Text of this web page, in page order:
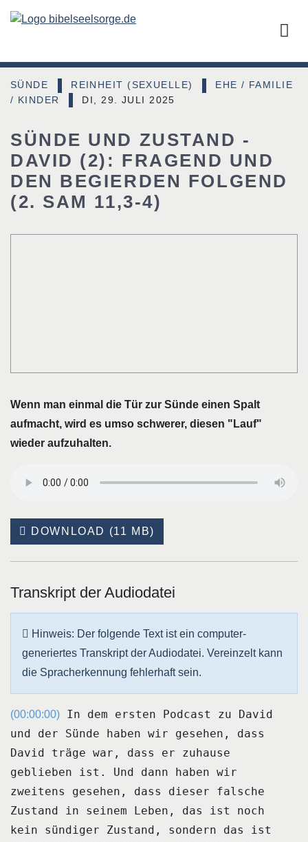
SÜNDE REINHEIT (SEXUELLE)
EHE / FAMILIE
/ KINDER
DI, 29. JULI 2025
SÜNDE UND ZUSTAND -
DAVID (2): FRAGEND UND
DEN BEGIERDEN FOLGEND
(2. SAM 11,3-4)
Wenn man einmal die Tür zur Sünde einen Spalt
aufmacht, wird es umso schwerer, diesen "Lauf"
wieder aufzuhalten.
DOWNLOAD (11 MB)
Transkript der Audiodatei
Hinweis: Der folgende Text ist ein computer-
generiertes Transkript der Audiodatei. Vereinzelt kann
die Spracherkennung fehlerhaft sein.
(00:00:00)
In dem ersten Podcast zu David
und der Sünde haben wir gesehen, dass
David träge war,
dass er zuhause
geblieben ist.
Und dann haben wir
zweitens gesehen, dass dieser falsche
Zustand in seinem Leben, das
ist noch
kein sündiger Zustand, sondern das ist